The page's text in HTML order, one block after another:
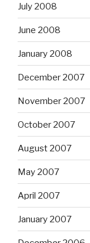
July 2008
June 2008
January 2008
December 2007
November 2007
October 2007
August 2007
May 2007
April 2007
January 2007